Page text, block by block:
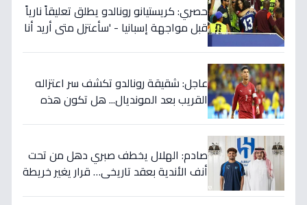
حصري: كريستيانو رونالدو يطلق تعليقاً نارياً
قبل مواجهة إسبانيا - 'سأعتزل متى أريد أنا
عاجل: شقيقة رونالدو تكشف سر اعتزاله
القريب بعد المونديال... هل تكون هذه
صادم: الهلال يخطف صبري دهل من تحت
أنف الأندية بعقد تاريخي… قرار يغير خريطة